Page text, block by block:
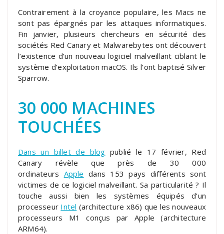
Contrairement à la croyance populaire, les Macs ne
sont pas épargnés par les attaques informatiques.
Fin janvier, plusieurs chercheurs en sécurité des
sociétés Red Canary et Malwarebytes ont découvert
l’existence d’un nouveau logiciel malveillant ciblant le
système d’exploitation macOS. Ils l’ont baptisé Silver
Sparrow.
30 000 MACHINES
TOUCHÉES
Dans un billet de blog publié le 17 février, Red
Canary révèle que près de 30 000
ordinateurs Apple dans 153 pays différents sont
victimes de ce logiciel malveillant. Sa particularité ? Il
touche aussi bien les systèmes équipés d’un
processeur Intel (architecture x86) que les nouveaux
processeurs M1 conçus par Apple (architecture
ARM64).